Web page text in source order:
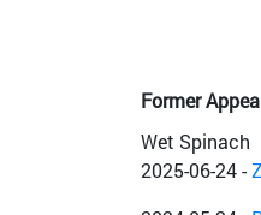
Former
Wet Spinach
2025-06-24-